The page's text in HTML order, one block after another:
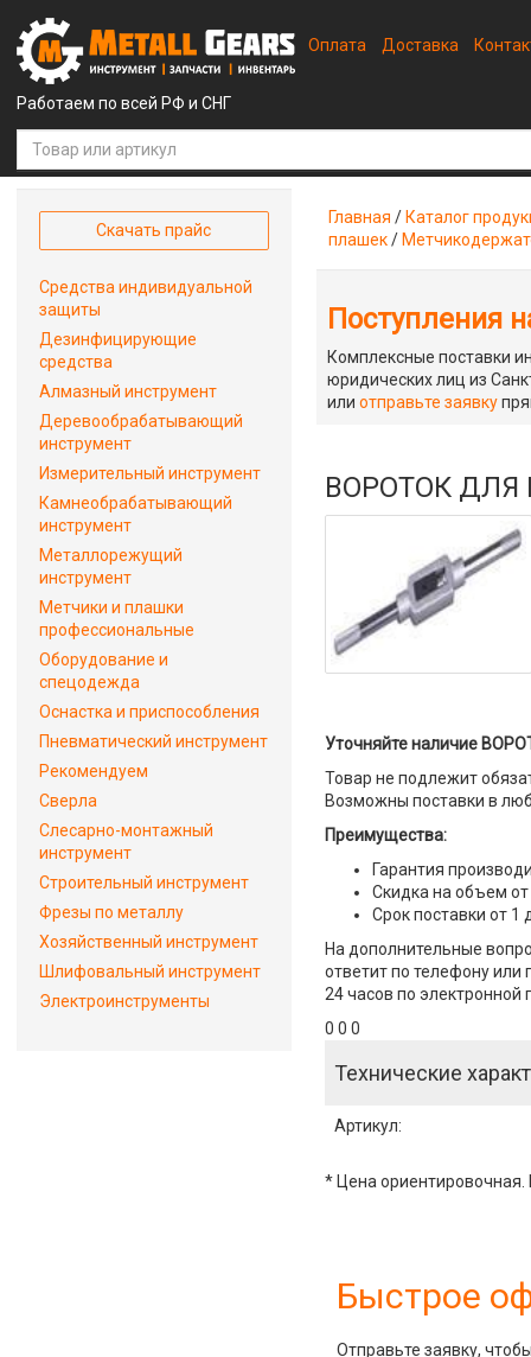
Работаем по всей РФ и СНГ
Оплата Доставка
Главная / Каталог
плашек/
Поступления
Комплексные поставки
юридических лиц из
илиотправьте заявку
ВОРОТОК ДЛЯ
Уточняйте наличие
Товар не подлежит
Возможны поставки в
Преимущества:
Гарантия
Скидка на объем от
Срок поставки от 1
На дополнительные
ответит по телефону или
24 часов по электронной
0 0 0
Технические
Артикул:
* Цена ориентировочная.
Быстрое
Отправьте заявку,
Скачать прайс
Средства индивидуальной
защиты
Дезинфицирующие
средства
Алмазный инструмент
Деревообрабатывающий
инструмент
Измерительный инструмент
Камнеобрабатывающий
инструмент
Металлорежущий
инструмент
Метчики и плашки
профессиональные
Оборудование и
спецодежда
Оснастка и приспособления
Пневматический инструмент
Рекомендуем
Сверла
Слесарно-монтажный
инструмент
Строительный инструмент
Фрезы по металлу
Хозяйственный инструмент
Шлифовальный инструмент
Электроинструменты